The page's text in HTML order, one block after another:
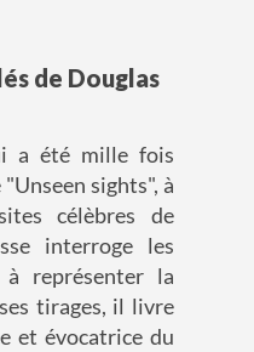
de Douglas
a été mille fois
sights", à
célèbres de
interroge les
représenter la
tirages, il livre
et évocatrice du